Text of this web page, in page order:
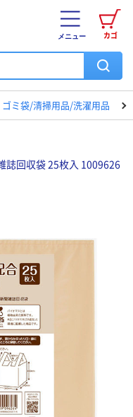
カゴ
メニュー
ゴミ袋/清掃用品/洗濯用品
誌回収袋 25枚入 1009626